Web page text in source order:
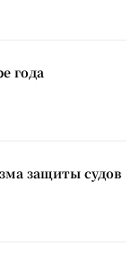
года
защиты судов